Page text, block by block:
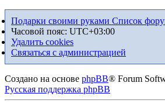
Подарки своими руками Список
Часовой пояс: UTC+03:00
Удалить cookies
Связаться с администрацией
Создано на основе phpBB® Forum
Русская поддержка phpBB